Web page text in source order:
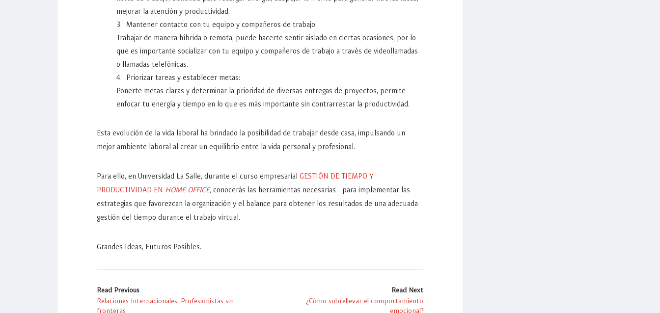
mejorar la atención y productividad.
Mantener contacto con tu equipo y compañeros de trabajo:
Trabajar de manera híbrida o remota, puede hacerte sentir aislado en ciertas ocasiones, por lo
que es importante socializar con tu equipo y compañeros de trabajo a través de videollamadas
o llamadas telefónicas.
Priorizar tareas y establecer metas:
Ponerte metas claras y determinar la prioridad de diversas entregas de proyectos, permite
enfocar tu energía y tiempo en lo que es más importante sin contrarrestar la productividad.
Esta evolución de la vida laboral ha brindado la posibilidad de trabajar desde casa, impulsando un
mejor ambiente laboral al crear un equilibrio entre la vida personal y profesional.
Para ello, en Universidad La Salle, durante el curso empresarial GESTIÓN DE TIEMPO Y
PRODUCTIVIDAD EN HOME OFFICE, conocerás las herramientas necesarias para implementar las
estrategias que favorezcan la organización y el balance para obtener los resultados de una adecuada
gestión del tiempo durante el trabajo virtual.
Grandes Ideas, Futuros Posibles.
Read Previous
Relaciones Internacionales: Profesionistas sin
fronteras
Read Next
¿Cómo sobrellevar el comportamiento
emocional?